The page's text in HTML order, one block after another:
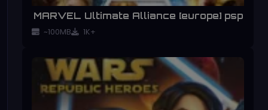
MARVEL Ultimate Alliance [europe] psp
~100MB 1K+